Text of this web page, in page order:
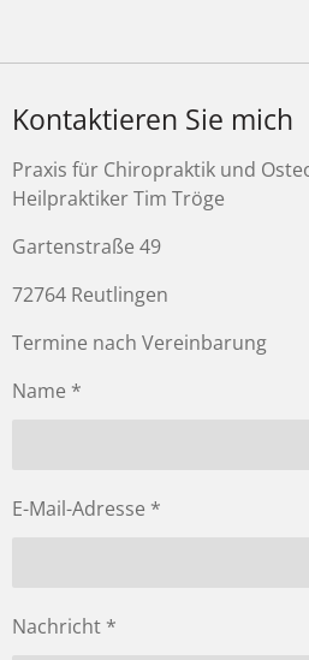
Kontaktieren Sie mich
Praxis für Chiropraktik und
Heilpraktiker Tim Tröge
Gartenstraße 49
72764 Reutlingen
Termine nach Vereinbarung
Name *
E-Mail-Adresse *
Nachricht *